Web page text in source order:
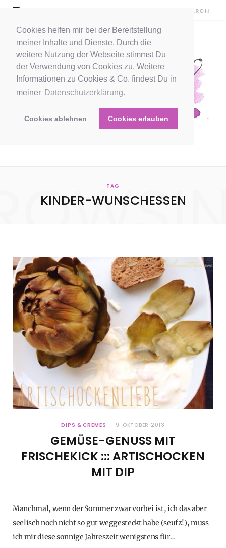
Cookies helfen mir bei der Bereitstellung
meiner Inhalte und Dienste. Durch die
weitere Nutzung der Webseite stimmst Du
der Verwendung von Cookies zu. Weitere
Informationen zu Cookies & Co. findest Du in
meiner Datenschutzerklärung.
Cookies ablehnen Cookies erlauben
TAG
KINDER-WUNSCHESSEN
DIPS & CREMES 9. OKTOBER 2013
GEMÜSE-GENUSS MIT
FRISCHEKICK ::: ARTISCHOCKEN
MIT DIP
Manchmal, wenn der Sommer zwar vorbei ist, ich das aber
seelisch noch nicht so gut weggesteckt habe (seufz!), muss
ich mir diese sonnige Jahreszeit wenigstens für…